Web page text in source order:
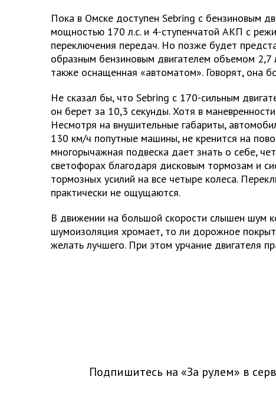
Пока в Омске доступен Sebring с бензиновым
мощностью 170 л.с. и 4-ступенчатой АКП с
переключения передач. Но позже будет
образным бензиновым двигателем объемом
также оснащенная «автоматом». Говорят, она
Не сказал бы, что Sebring с 170-сильным
он берет за 10,3 секунды. Хотя в
Несмотря на внушительные габариты,
130 км/ч попутные машины, не кренится на
многорычажная подвеска дает знать о себе,
светофорах благодаря дисковым тормозам и
тормозных усилий на все четыре колеса.
практически не ощущаются.
В движении на большой скорости слышен шум
шумоизоляция хромает, то ли дорожное
желать лучшего. При этом урчание двигателя
Подпишитесь на «За рулем» в